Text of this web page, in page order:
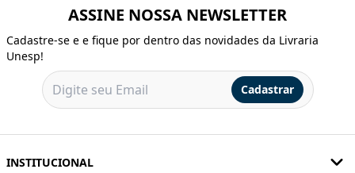
ASSINE NOSSA NEWSLETTER
Cadastre-se e e fique por dentro das novidades da Livraria
Unesp!
Cadastrar
INSTITUCIONAL